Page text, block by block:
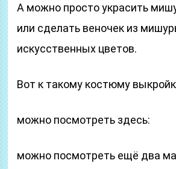
А можно просто украсить
или сделать веночек из
искусственных цветов.
Вот к такому костюму
можно посмотреть здесь:
можно посмотреть ещё два